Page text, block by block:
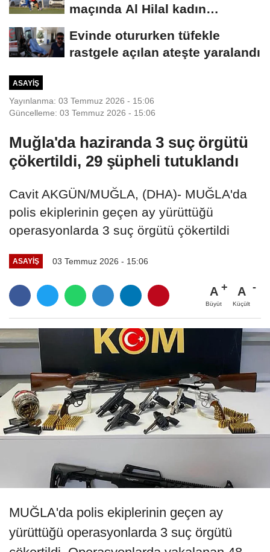
maçında Al Hilal kadın
Evinde otururken tüfekle
rastgele açılan ateşte yaralandı
ASAYIŞ
Yayınlanma: 03 Temmuz 2026 - 15:06
Güncelleme: 03 Temmuz 2026 - 15:06
Muğla'da haziranda 3 suç örgütü
çökertildi, 29 şüpheli tutuklandı
Cavit AKGÜN/MUĞLA, (DHA)- MUĞLA'da
polis ekiplerinin geçen ay yürüttüğü
operasyonlarda 3 suç örgütü çökertildi
ASAYIŞ 03 Temmuz 2026 - 15:06
A
Büyüt
A
Küçült
MUĞLA'da polis ekiplerinin geçen ay
yürüttüğü operasyonlarda 3 suç örgütü